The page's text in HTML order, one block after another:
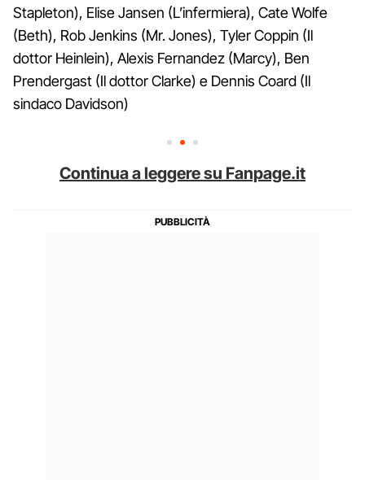
Stapleton), Elise Jansen (L’infermiera), Cate Wolfe
(Beth), Rob Jenkins (Mr. Jones), Tyler Coppin (Il
dottor Heinlein), Alexis Fernandez (Marcy), Ben
Prendergast (Il dottor Clarke) e Dennis Coard (Il
sindaco Davidson)
Continua a leggere su Fanpage.it